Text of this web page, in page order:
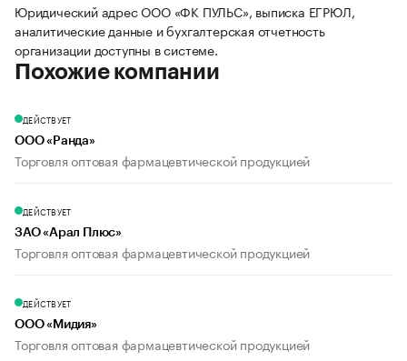
Юридический адрес ООО «ФК ПУЛЬС», выписка ЕГРЮЛ,
аналитические данные и бухгалтерская отчетность
организации доступны в системе.
Похожие компании
ДЕЙСТВУЕТ
ООО «Ранда»
Торговля оптовая фармацевтической продукцией
ДЕЙСТВУЕТ
ЗАО «Арал Плюс»
Торговля оптовая фармацевтической продукцией
ДЕЙСТВУЕТ
ООО «Мидия»
Торговля оптовая фармацевтической продукцией